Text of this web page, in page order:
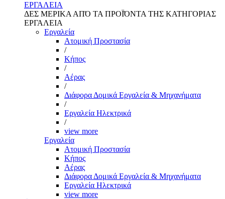
ΕΡΓΑΛΕΙΑ
ΔΕΣ ΜΕΡΙΚΑ ΑΠΌ ΤΑ ΠΡΟΪΌΝΤΑ ΤΗΣ ΚΑΤΗΓΟΡΙΑΣ
ΕΡΓΑΛΕΙΑ
Εργαλεία
Aτομική Προστασία
/
Kήπος
/
Αέρας
/
Διάφορα Δομικά Εργαλεία & Μηχανήματα
/
Εργαλεία Ηλεκτρικά
/
view more
Εργαλεία
Aτομική Προστασία
Kήπος
Αέρας
Διάφορα Δομικά Εργαλεία & Μηχανήματα
Εργαλεία Ηλεκτρικά
view more